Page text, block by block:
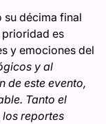
su décima final
es
y emociones del
y al
de este evento,
Tanto el
reportes